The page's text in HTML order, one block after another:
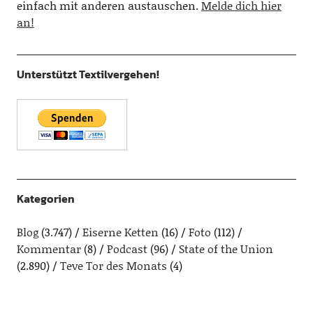
einfach mit anderen austauschen.Melde dich hier
an!
Unterstützt Textilvergehen!
Kategorien
Blog(3.747) Eiserne Ketten (16) Foto (112)
Kommentar(8) Podcast(96)
State of the Union
(2.890)
Teve Tor des Monats (4)